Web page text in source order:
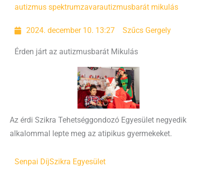
autizmus spektrumzavarautizmusbarát mikulás
2024. december 10. 13:27 Szűcs Gergely
Érden járt az autizmusbarát Mikulás
Az érdi Szikra Tehetséggondozó Egyesület negyedik
alkalommal lepte meg az atipikus gyermekeket.
Senpai DíjSzikra Egyesület